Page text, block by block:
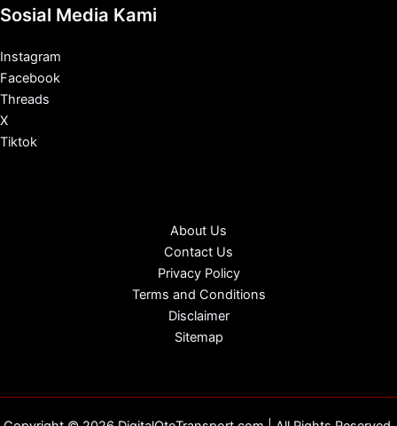
Sosial Media Kami
Instagram
Facebook
Threads
X
Tiktok
About Us
Contact Us
Privacy Policy
Terms and Conditions
Disclaimer
Sitemap